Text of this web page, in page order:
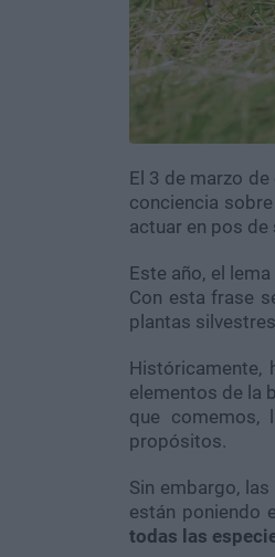
El 3 de marzo de
conciencia
actuar en pos
Este año, el
Con esta frase
plantas
Históricamente,
elementos de la
que comemos,
propósitos.
Sin embargo,
están poniendo
todas las